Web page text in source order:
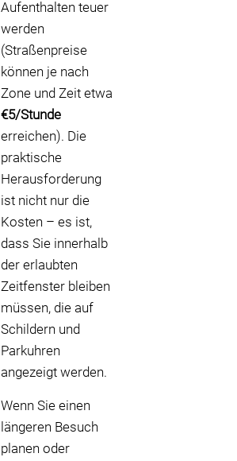
Aufenthalten teuer
werden
(Straßenpreise
können je nach
Zone und Zeit etwa
€5/Stunde
erreichen). Die
praktische
Herausforderung
ist nicht nur die
Kosten – es ist,
dass Sie innerhalb
der erlaubten
Zeitfenster bleiben
müssen, die auf
Schildern und
Parkuhren
angezeigt werden.
Wenn Sie einen
längeren Besuch
planen oder